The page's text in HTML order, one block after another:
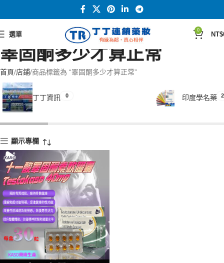
選單
0
NT$
睪固酮多少才算正常
首頁 店鋪 商品標籤為 “睪固酮多少才算正常”
丁丁資訊 0 印度學名藥
顯示專欄